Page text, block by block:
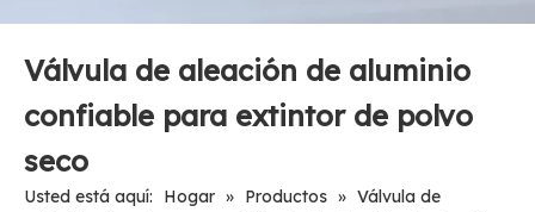
Válvula de aleación de aluminio
confiable para extintor de polvo
seco
Usted está aquí: Hogar » Productos » Válvula de